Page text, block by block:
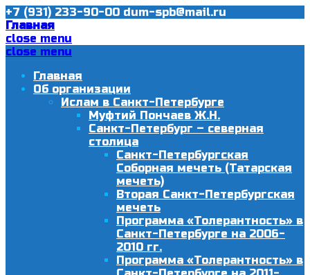
+7 (931) 233-90-00 dum-spb@mail.ru
Главная
close menu
close menu
Главная
Об организации
Ислам в Санкт-Петербурге
Муфтий Пончаев Ж.Н.
Санкт-Петербург – северная
столица
Санкт-Петербургская
Соборная мечеть (Татарская
мечеть)
Вторая Санкт-Петербургская
мечеть
Программа «Толерантность» в
Санкт-Петербурге на 2006-
2010 гг.
Программа «Толерантность» в